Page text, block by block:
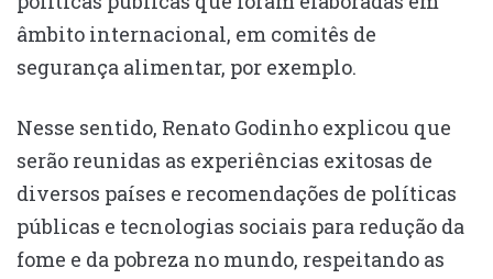
âmbito internacional, em comitês de
segurança alimentar, por exemplo.
Nesse sentido, Renato Godinho explicou que
serão reunidas as experiências exitosas de
diversos países e recomendações de políticas
públicas e tecnologias sociais para redução da
fome e da pobreza no mundo, respeitando as